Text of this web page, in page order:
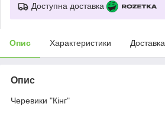
Доступна доставка
Опис Характеристики Доставка
Опис
Черевики "Кінг"